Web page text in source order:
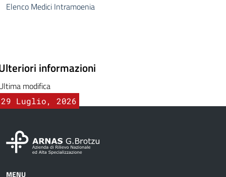
Elenco Medici Intramoenia
informazioni
modifica
29 Luglio, 2026
MENU